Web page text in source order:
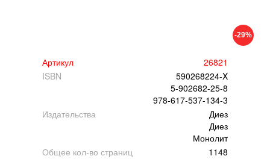
-29%
Артикул
26821
ISBN
590268224-X
5-902682-25-8
978-617-537-134-3
Издательства
Диез
Диез
Монолит
Общее кол-во страниц
1148